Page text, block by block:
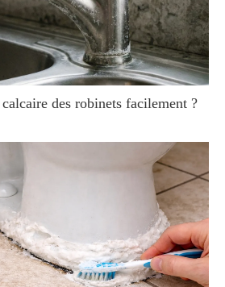
des robinets facilement ?